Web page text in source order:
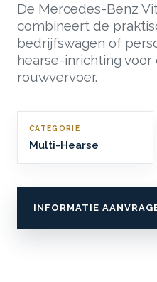
De Mercedes-Benz
combineert de
bedrijfswagen of
hearse-inrichting
rouwvervoer.
CATEGORIE
Multi-Hearse
INFORMATIE